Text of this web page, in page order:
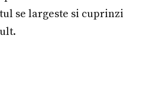
se largeste si cuprinzi